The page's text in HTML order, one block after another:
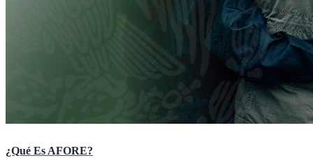
¿Qué Es AFORE?